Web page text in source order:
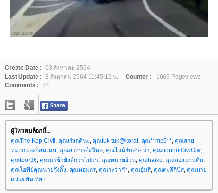
Create Date : 03 สิงหาคม 2564
Last Update : 3 สิงหาคม 2564 11:45:12 น. Counter :
1669 Pageviews.
Comments : 24
ผู้โหวตบล็อกนี้...
คุณThe Kop Civil , คุณเริงฤดีนะ, คุณtuk-tuk@korat, คุณ**mp5**, คุณสา
หมอกและก้อนเมฆ, คุณอาจารย์สุวิมล, คุณไวน์กับสายน้ำ, คุณnonnoiGiwGiw,
คุณtoor36, คุณมาช้ายังดีกว่าไม่มา, คุณทนายอ้วน, คุณhaiku, คุณสองแผ่นดิน,
คุณโอพีย์คุณนายกุ๊งกิ๊ง, คุณหอมกร, คุณกะว่าก๋า, คุณอุ้มสี, คุณตะลีกีปัส, คุณนา
ว่นขยันเที่ยว